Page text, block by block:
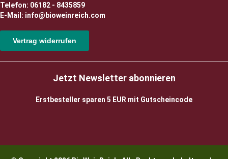
Telefon: 06182 - 8435859
E-Mail: info@bioweinreich.com
Vertrag widerrufen
Jetzt Newsletter abonnieren
Erstbesteller sparen 5 EUR mit Gutscheincode